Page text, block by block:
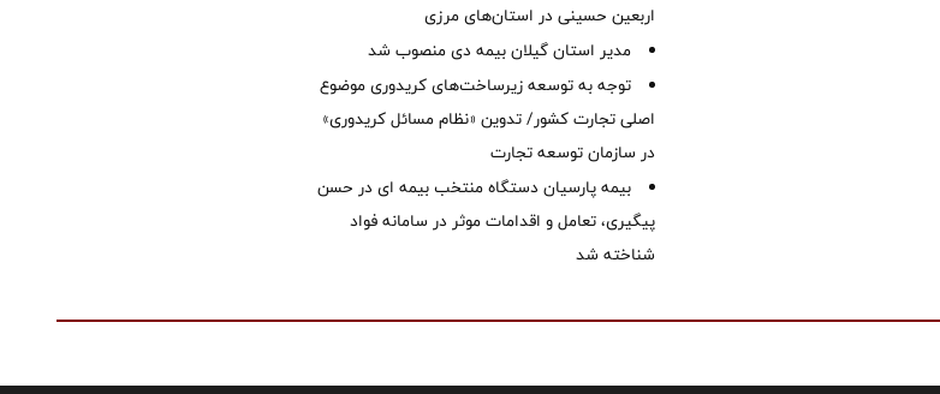
اربعین حسینی در استان‌‌های مرزی
‌مدیر استان گیلان بیمه دی منصوب شد
توجه به توسعه زیرساخت‌های کریدوری موضوع
اصلی تجارت کشور/ تدوین «نظام مسائل کریدوری»
در سازمان توسعه تجارت
بیمه پارسیان دستگاه منتخب بیمه ای در حسن
پیگیری، تعامل و اقدامات موثر در سامانه فواد
شناخته شد